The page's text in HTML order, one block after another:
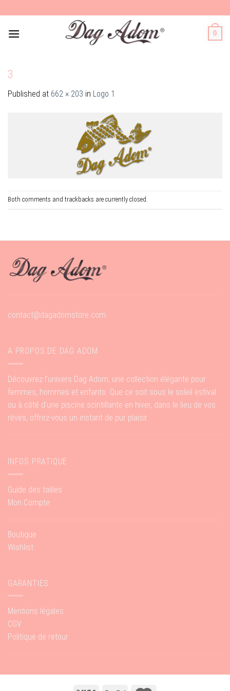
to
content
0
3
Published at 662 × 203 in Logo 1
Both comments and trackbacks are currently closed.
contact@dagadomstore.com
A PROPOS DE DAG ADOM
Découvrez l’univers Dag Adom, une collection élégante pour
femmes, hommes et enfants. Que ce soit sous le soleil estival
ou à côté d’une piscine scintillante en hiver, dans le lieu de vos
rêves, offrez-vous un instant de pur plaisir.
INFOS PRATIQUE
Guide des tailles
Mon Compte
Boutique
Wishlist
GARANTIES
Mentions légales
CGV
Politique de retour